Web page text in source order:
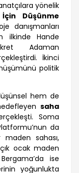
yönelik
Düşünme
danışmanları
ilkinde Hande
Adaman
İkinci
politik
hem de
saha
Soma
da
maden sahası,
ocak maden
ise
yoğunlukta